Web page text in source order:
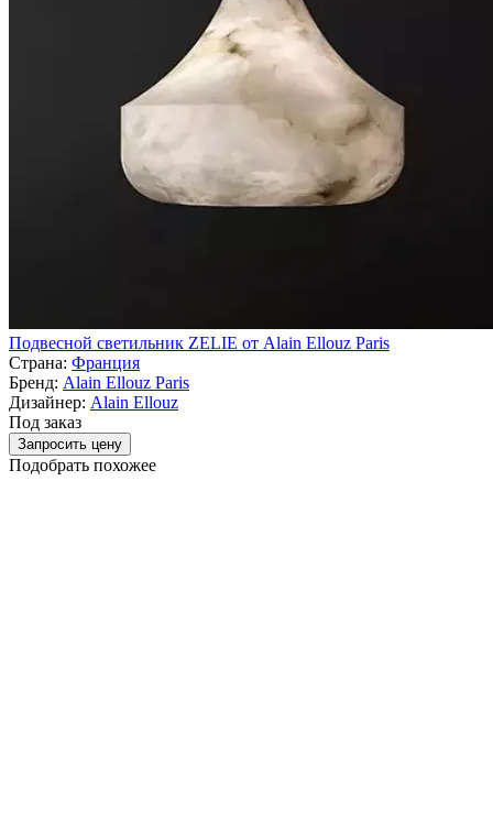
Подвесной светильник ZELIE от Alain Ellouz Paris
Страна: Франция
Бренд: Alain Ellouz Paris
Дизайнер: Alain Ellouz
Под заказ
Запросить цену
Подобрать похожее